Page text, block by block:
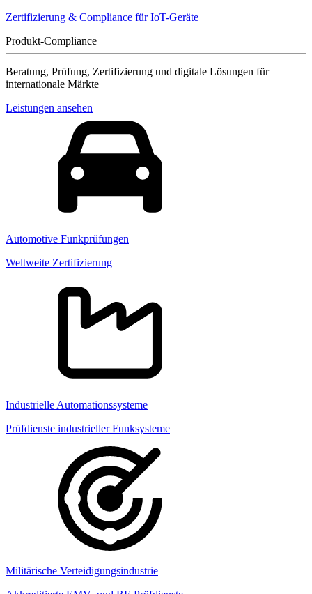
Zertifizierung & Compliance für IoT-Geräte
Produkt-Compliance
Beratung, Prüfung, Zertifizierung und digitale Lösungen für
internationale Märkte
Leistungen ansehen
Automotive Funkprüfungen
Weltweite Zertifizierung
Industrielle Automationssysteme
Prüfdienste industrieller Funksysteme
Militärische Verteidigungsindustrie